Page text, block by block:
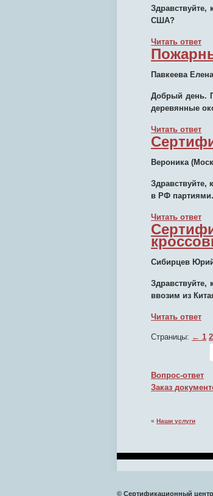
США?
Читать ответ
Павкеева Елена
Добрый день.
деревянные
Читать ответ
Вероника
Здравствуйте,
в РФ партиями.
Читать ответ
Сибирцев
ввозим из
Читать ответ
Страницы: ← 1 2
Вопрос-ответ
Заказ
« Наши услуги
© Сертификационный центр